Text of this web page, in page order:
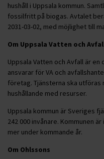
hushåll i Uppsala kommun.
fossilfritt på biogas. Avtalet
2031-03-02, med möjlighet till
Om Uppsala Vatten och
Uppsala Vatten och Avfall är
ansvarar för VA och
företag. Tjänsterna ska
hushållande med resurser.
Uppsala kommun är Sveriges
242 000 invånare. Kommunen
mer under kommande år.
Om Ohlssons